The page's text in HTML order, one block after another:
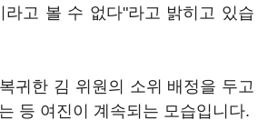
라고 볼 수 없다"라고 밝히고 있습
귀한 김 위원의 소위 배정을 두고
등 여진이 계속되는 모습입니다.